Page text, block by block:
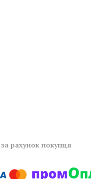
за рахунок покупця